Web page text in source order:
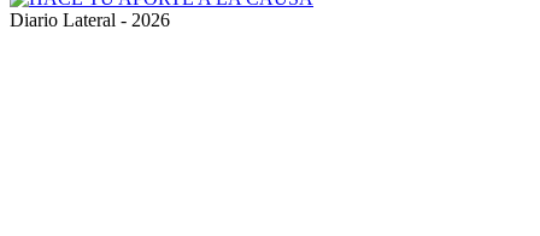
Diario Lateral - 2026